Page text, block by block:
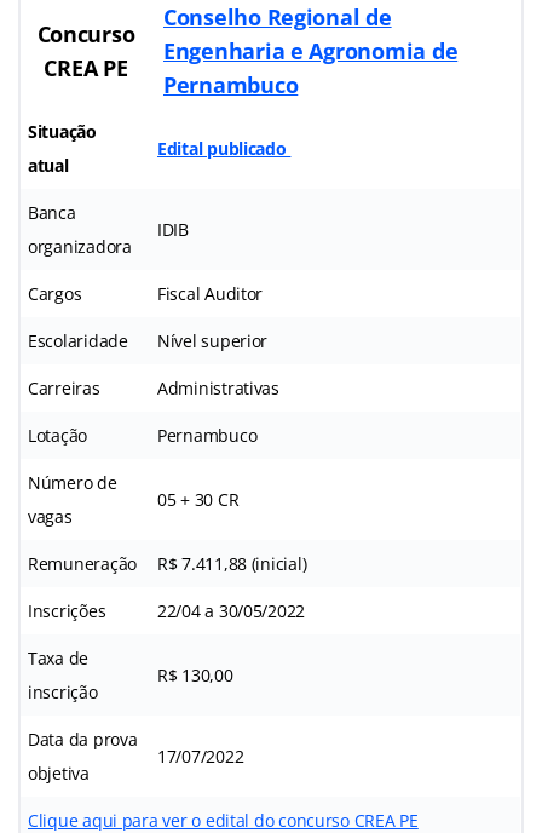
Concurso
CREA PE
Conselho Regional de
Engenharia e Agronomia de
Pernambuco
Situação
atual
Edital publicado
Banca
organizadora
IDIB
Cargos Fiscal Auditor
Escolaridade Nível superior
Carreiras Administrativas
Lotação Pernambuco
Número de
vagas
05 + 30 CR
Remuneração R$ 7.411,88 (inicial)
Inscrições 22/04 a 30/05/2022
Taxa de
inscrição
R$ 130,00
Data da prova
objetiva
17/07/2022
Clique aqui para ver o edital do concurso CREA PE